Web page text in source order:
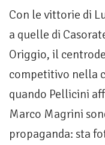
Con le vittorie di
a quelle di
Origgio, il
competitivo nella
quando Pellicini
Marco Magrini
propaganda: sta